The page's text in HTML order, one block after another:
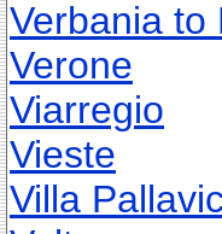
Verbania to
Verone
Viarregio
Vieste
Villa